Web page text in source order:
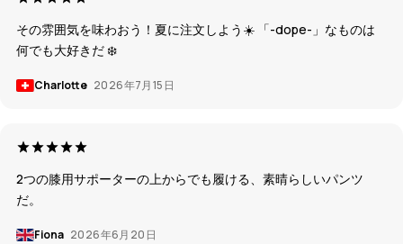
その雰囲気を味わおう！夏に注文しよう☀️ 「-dope-」なものは
何でも大好きだ ❄️
Charlotte 2026年7月15日
2つの膝用サポーターの上からでも履ける、素晴らしいパンツ
だ。
Fiona 2026年6月20日